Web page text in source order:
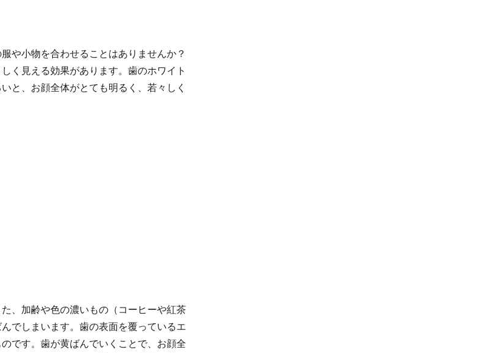
や小物を合わせることはありませんか？
く見える効果があります。歯のホワイト
と、お顔全体がとても明るく、若々しく
、加齢や色の濃いもの（コーヒーや紅茶
でしまいます。歯の表面を覆っているエ
です。歯が黄ばんでいくことで、お顔全